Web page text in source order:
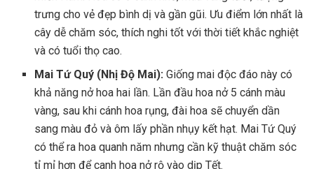
trưng cho vẻ đẹp bình dị và gần gũi. Ưu điểm lớn nhất là
cây dễ chăm sóc, thích nghi tốt với thời tiết khắc nghiệt
và có tuổi thọ cao.
Mai Tứ Quý (Nhị Độ Mai): Giống mai độc đáo này có
khả năng nở hoa hai lần. Lần đầu hoa nở 5 cánh màu
vàng, sau khi cánh hoa rụng, đài hoa sẽ chuyển dần
sang màu đỏ và ôm lấy phần nhụy kết hạt. Mai Tứ Quý
có thể ra hoa quanh năm nhưng cần kỹ thuật chăm sóc
tỉ mỉ hơn để canh hoa nở rộ vào dịp Tết.